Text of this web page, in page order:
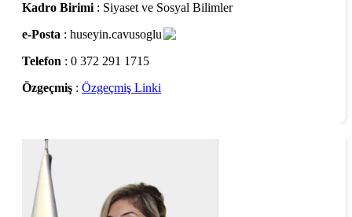
Kadro Birimi : Siyaset ve Sosyal Bilimler
e-Posta : huseyin.cavusoglu
Telefon : 0 372 291 1715
Özgeçmiş : Özgeçmiş Linki